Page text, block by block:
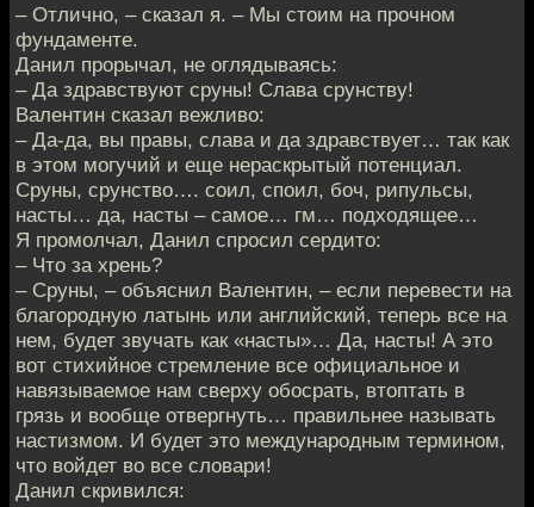
– Отлично, – сказал я. – Мы стоим на прочном
фундаменте.
Данил прорычал, не оглядываясь:
– Да здравствуют сруны! Слава срунству!
Валентин сказал вежливо:
– Да-да, вы правы, слава и да здравствует… так как
в этом могучий и еще нераскрытый потенциал.
Сруны, срунство…. соил, споил, боч, рипульсы,
насты… да, насты – самое… гм… подходящее…
Я промолчал, Данил спросил сердито:
– Что за хрень?
– Сруны, – объяснил Валентин, – если перевести на
благородную латынь или английский, теперь все на
нем, будет звучать как «насты»… Да, насты! А это
вот стихийное стремление все официальное и
навязываемое нам сверху обосрать, втоптать в
грязь и вообще отвергнуть… правильнее называть
настизмом. И будет это международным термином,
что войдет во все словари!
Данил скривился: